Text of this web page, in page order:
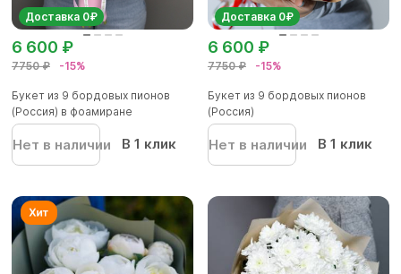
Доставка 0₽
7750 ₽ -15%
6 600 ₽
Букет из 9 бордовых пионов
(Россия) в фоамиране
Нет в наличии В 1 клик
Доставка 0₽
7750 ₽ -15%
6 600 ₽
Букет из 9 бордовых пионов
(Россия)
Нет в наличии В 1 клик